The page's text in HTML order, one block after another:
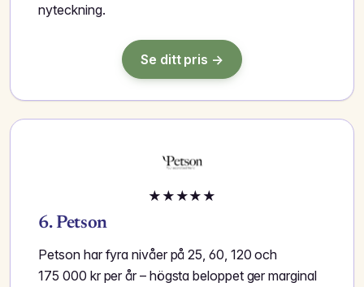
nyteckning.
Se ditt pris →
★ ★ ★★ ★
6. Petson
Petson har fyra nivåer på 25, 60, 120 och
175 000 kr per år – högsta beloppet ger marginal